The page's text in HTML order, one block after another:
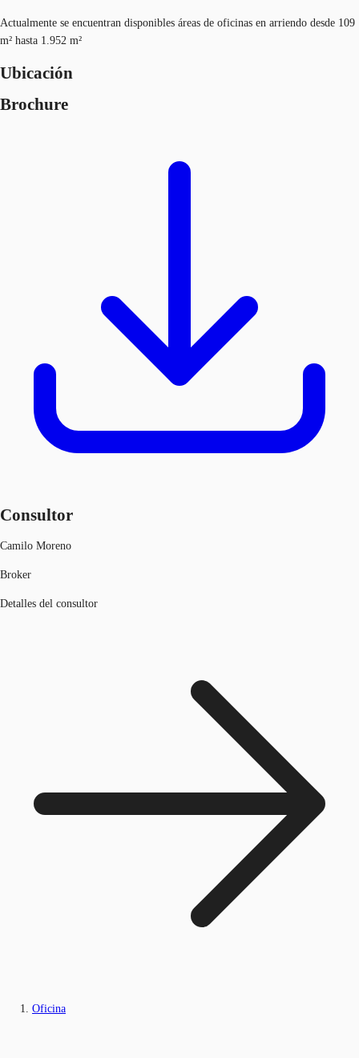
Actualmente se encuentran disponibles áreas de oficinas en arriendo desde 109
m² hasta 1.952 m²
Ubicación
Brochure
Consultor
Camilo Moreno
Broker
Detalles del consultor
Oficina